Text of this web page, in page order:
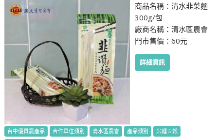
商品名稱：清水韭菜麵
300g/包
廠商名稱：清水區農會
門市售價：60元
詳細資訊
台中優質農產品 合作單位類別 清水區農會 產品類別
米麵五穀